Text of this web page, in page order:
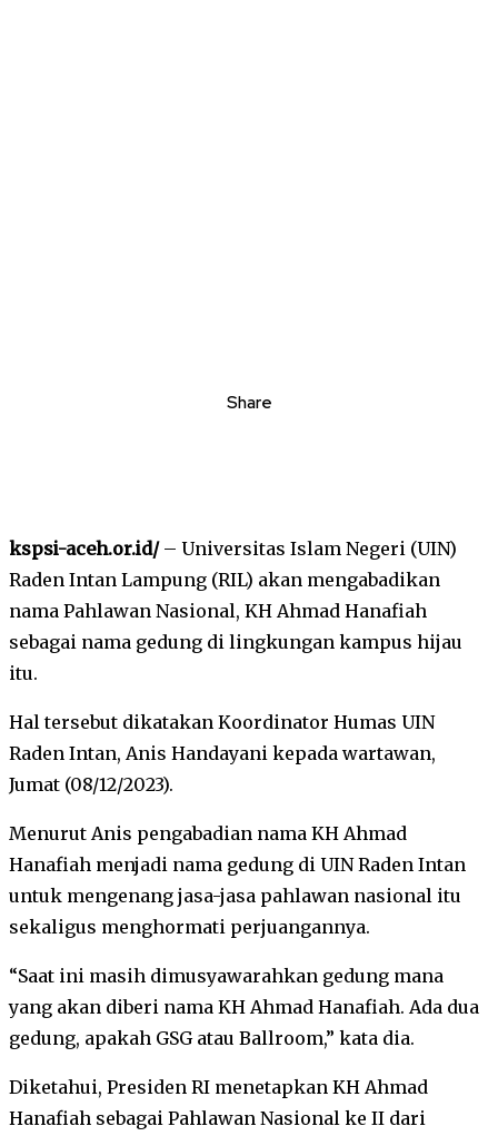
Share
kspsi-aceh.or.id/– Universitas Islam Negeri (UIN)
Raden Intan Lampung (RIL) akan mengabadikan
nama Pahlawan Nasional, KH Ahmad Hanafiah
sebagai nama gedung di lingkungan kampus hijau
itu.
Hal tersebut dikatakan Koordinator Humas UIN
Raden Intan, Anis Handayani kepada wartawan,
Jumat (08/12/2023).
Menurut Anis pengabadian nama KH Ahmad
Hanafiah menjadi nama gedung di UIN Raden Intan
untuk mengenang jasa-jasa pahlawan nasional itu
sekaligus menghormati perjuangannya.
“Saat ini masih dimusyawarahkan gedung mana
yang akan diberi nama KH Ahmad Hanafiah. Ada dua
gedung, apakah GSG atau Ballroom,” kata dia.
Diketahui, Presiden RI menetapkan KH Ahmad
Hanafiah sebagai Pahlawan Nasional ke II dari